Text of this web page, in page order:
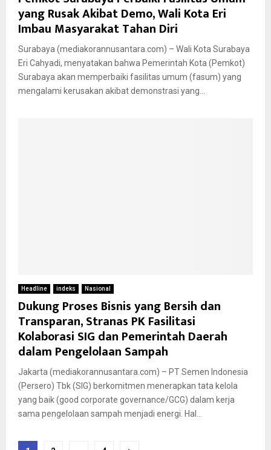
yang Rusak Akibat Demo, Wali Kota Eri
Imbau Masyarakat Tahan Diri
Surabaya (mediakorannusantara.com) – Wali Kota Surabaya
Eri Cahyadi, menyatakan bahwa Pemerintah Kota (Pemkot)
Surabaya akan memperbaiki fasilitas umum (fasum) yang
mengalami kerusakan akibat demonstrasi yang...
Headline indeks Nasional
Dukung Proses Bisnis yang Bersih dan
Transparan, Stranas PK Fasilitasi
Kolaborasi SIG dan Pemerintah Daerah
dalam Pengelolaan Sampah
Jakarta (mediakorannusantara.com) – PT Semen Indonesia
(Persero) Tbk (SIG) berkomitmen menerapkan tata kelola
yang baik (good corporate governance/GCG) dalam kerja
sama pengelolaan sampah menjadi energi. Hal...